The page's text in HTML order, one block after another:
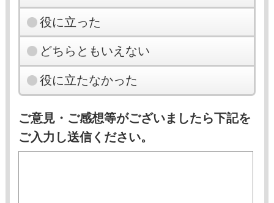
役に立った
どちらともいえない
役に立たなかった
ご意見・ご感想等がございましたら下記を
ご入力し送信ください。